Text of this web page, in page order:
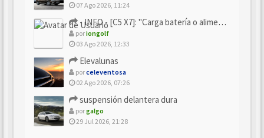
07 Ago 2026, 11:24
- INFO - [C5 X7]: "Carga batería o alimentación eléctri...
poriongolf
03 Ago 2026, 12:33
Elevalunas
porceleventosa
02 Ago 2026, 07:26
suspensión delantera dura
porgalgo
29 Jul 2026, 21:28